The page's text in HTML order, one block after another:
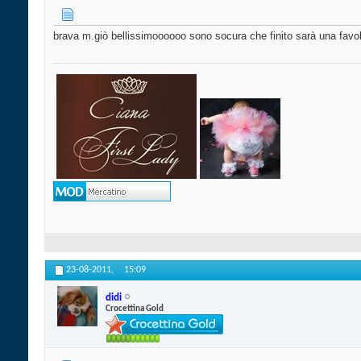
brava m.giò bellissimoooooo sono socura che finito sarà una
23-08-2011, 15:09
didi
Crocettina Gold